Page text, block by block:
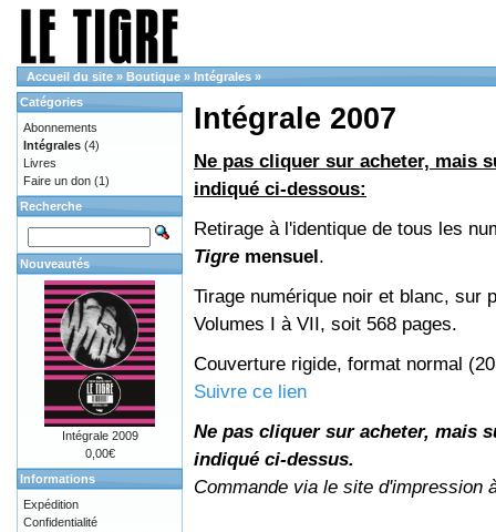
Accueil du site » Boutique » Intégrales »
Intégrale 2007
Ne pas cliquer sur acheter, mais
indiqué ci-dessous:
Retirage à l'identique de tous les
Tigre mensuel.
Tirage numérique noir et blanc, sur
Volumes I à VII, soit 568 pages.
Couverture rigide, format normal
Suivre ce lien
Ne pas cliquer sur acheter, mais
indiqué ci-dessus.
Commande via le site d'impression
Catégories
Abonnements
Intégrales (4)
Livres
Faire un don (1)
Recherche
Nouveautés
Intégrale 2009
0,00€
Informations
Expédition
Confidentialité